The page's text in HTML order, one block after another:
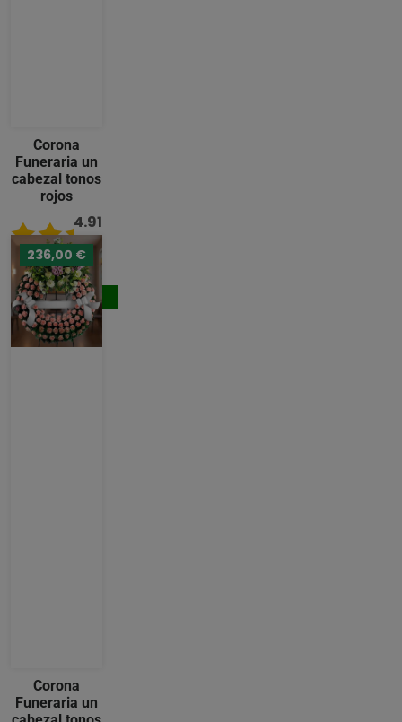
Corona
Funeraria un
cabezal tonos
rojos
4.91
/ 5
231,00 €
Comprar
236,00 €
Corona
Funeraria un